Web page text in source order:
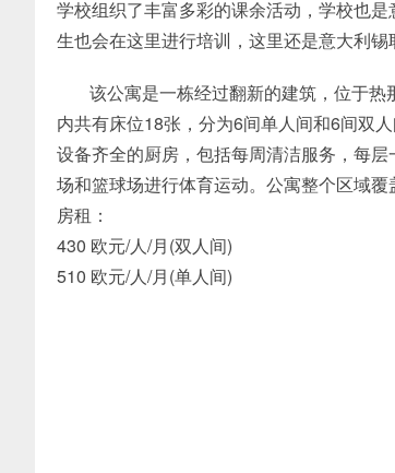
学校组织了丰富多彩的课余活动，学校也
生也会在这里进行培训，这里还是意大利
该公寓是一栋经过翻新的建筑，位于
内共有床位18张，分为6间单人间和6间双
设备齐全的厨房，包括每周清洁服务，每
场和篮球场进行体育运动。公寓整个区域覆
房租：
430 欧元/人/月(双人间)
510 欧元/人/月(单人间)